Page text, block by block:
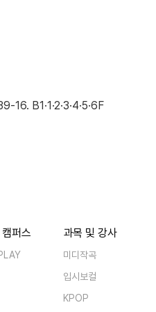
16. B1·1·2·3·4·5·6F
퍼스 과목 및 강사
미디작곡
입시보컬
KPOP